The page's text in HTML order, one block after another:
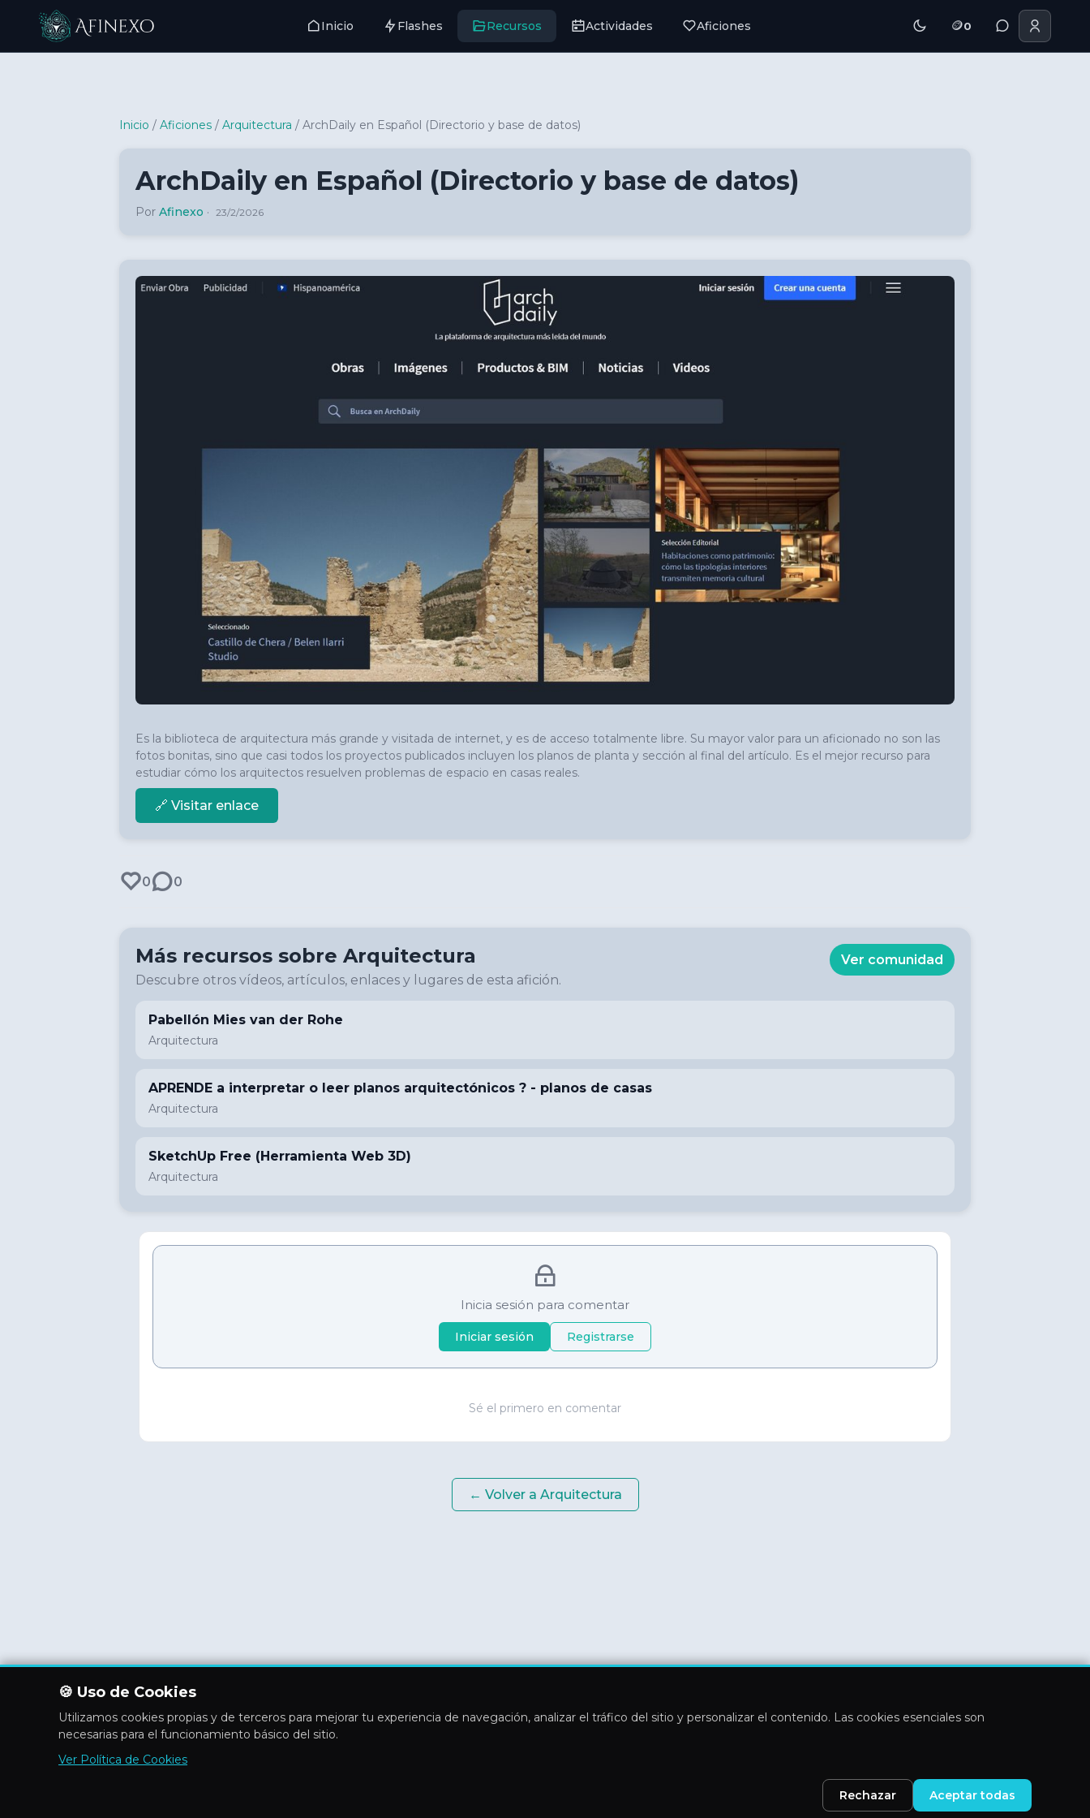
Inicio Afinexo Inicio Flashes Recursos Actividades Aficiones 🪙0
Inicio / Aficiones / Arquitectura / ArchDaily en Español (Directorio y base de datos)
ArchDaily en Español (Directorio y base de datos)
Por Afinexo · 23/2/2026
Es la biblioteca de arquitectura más grande y visitada de internet, y es de acceso totalmente libre. Su mayor valor para un aficionado no son las
fotos bonitas, sino que casi todos los proyectos publicados incluyen los planos de planta y sección al final del artículo. Es el mejor recurso para
estudiar cómo los arquitectos resuelven problemas de espacio en casas reales.
🔗 Visitar enlace
0 0
Más recursos sobre Arquitectura
Descubre otros vídeos, artículos, enlaces y lugares de esta afición.
Ver comunidad
Pabellón Mies van der Rohe
Arquitectura
APRENDE a interpretar o leer planos arquitectónicos ?‍ - planos de casas
Arquitectura
SketchUp Free (Herramienta Web 3D)
Arquitectura
Inicia sesión para comentar
Iniciar sesión Registrarse
Sé el primero en comentar
← Volver a Arquitectura
🍪 Uso de Cookies
Utilizamos cookies propias y de terceros para mejorar tu experiencia de navegación, analizar el tráfico del sitio y personalizar el contenido. Las cookies esenciales son
necesarias para el funcionamiento básico del sitio.
Ver Política de Cookies
Rechazar Aceptar todas